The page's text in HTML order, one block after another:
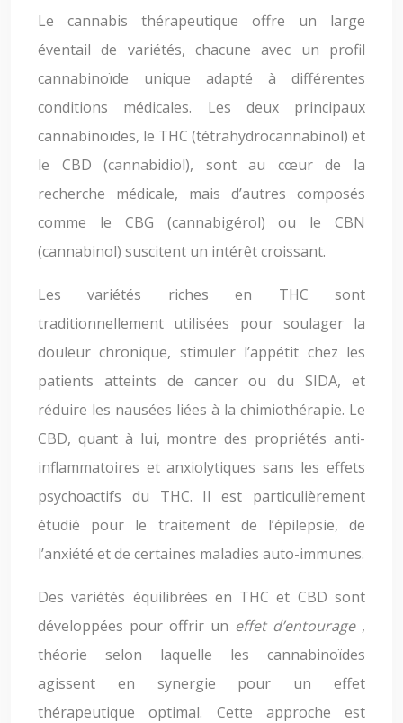
Le cannabis thérapeutique offre un large
éventail de variétés, chacune avec un profil
cannabinoïde unique adapté à différentes
conditions médicales. Les deux principaux
cannabinoïdes, le THC (tétrahydrocannabinol) et
le CBD (cannabidiol), sont au cœur de la
recherche médicale, mais d’autres composés
comme le CBG (cannabigérol) ou le CBN
(cannabinol) suscitent un intérêt croissant.
Les variétés riches en THC sont
traditionnellement utilisées pour soulager la
douleur chronique, stimuler l’appétit chez les
patients atteints de cancer ou du SIDA, et
réduire les nausées liées à la chimiothérapie. Le
CBD, quant à lui, montre des propriétés anti-
inflammatoires et anxiolytiques sans les effets
psychoactifs du THC. Il est particulièrement
étudié pour le traitement de l’épilepsie, de
l’anxiété et de certaines maladies auto-immunes.
Des variétés équilibrées en THC et CBD sont
développées pour offrir un effet d’entourage ,
théorie selon laquelle les cannabinoïdes
agissent en synergie pour un effet
thérapeutique optimal. Cette approche est